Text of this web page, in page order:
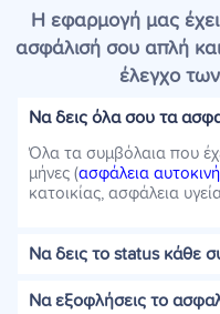
Η εφαρμογή μας έχει
ασφάλισή σου απλή
έλεγχο
Να δεις όλα σου τα
Όλα τα συμβόλαια που
μήνες (ασφάλεια
κατοικίας, ασφάλεια
Να δεις το status κάθε
Να εξοφλήσεις το